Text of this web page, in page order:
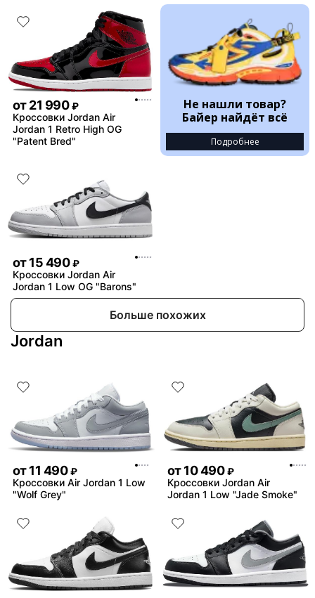
от21 990 ₽
Кроссовки Jordan Air
Jordan 1 Retro High OG
"Patent Bred"
Не нашли товар?
Байер найдёт всё
Подробнее
от15 490 ₽
Кроссовки Jordan Air
Jordan 1 Low OG "Barons"
Больше похожих
Jordan
от11 490 ₽
Кроссовки Air Jordan 1 Low
"Wolf Grey"
от10 490 ₽
Кроссовки Jordan Air
Jordan 1 Low "Jade Smoke"